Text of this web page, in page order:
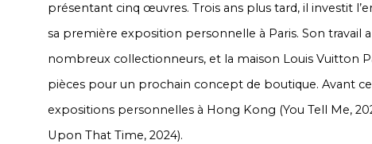
présentant cinq œuvres. Trois ans plus tard, il investit
sa première exposition personnelle à Paris. Son travail
nombreux collectionneurs, et la maison Louis Vuitton
pièces pour un prochain concept de boutique. Avant
expositions personnelles à Hong Kong (You Tell Me,
Upon That Time, 2024).